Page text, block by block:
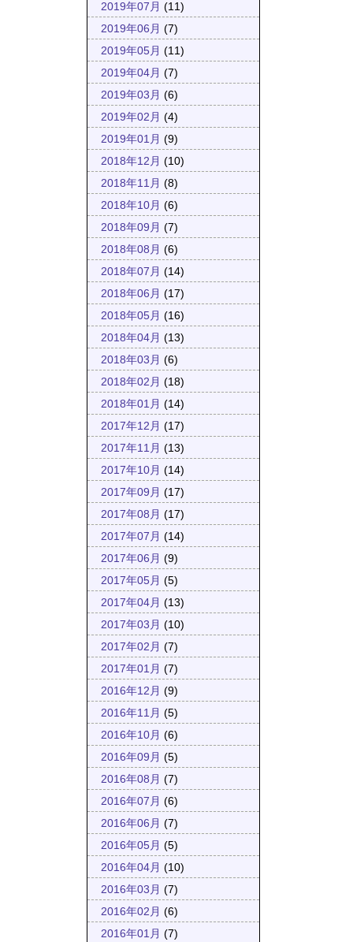
2019年07月 (11)
2019年06月 (7)
2019年05月 (11)
2019年04月 (7)
2019年03月 (6)
2019年02月 (4)
2019年01月 (9)
2018年12月 (10)
2018年11月 (8)
2018年10月 (6)
2018年09月 (7)
2018年08月 (6)
2018年07月 (14)
2018年06月 (17)
2018年05月 (16)
2018年04月 (13)
2018年03月 (6)
2018年02月 (18)
2018年01月 (14)
2017年12月 (17)
2017年11月 (13)
2017年10月 (14)
2017年09月 (17)
2017年08月 (17)
2017年07月 (14)
2017年06月 (9)
2017年05月 (5)
2017年04月 (13)
2017年03月 (10)
2017年02月 (7)
2017年01月 (7)
2016年12月 (9)
2016年11月 (5)
2016年10月 (6)
2016年09月 (5)
2016年08月 (7)
2016年07月 (6)
2016年06月 (7)
2016年05月 (5)
2016年04月 (10)
2016年03月 (7)
2016年02月 (6)
2016年01月 (7)